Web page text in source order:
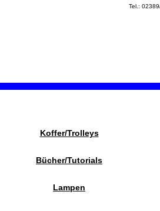
Tel.:
Koffer/Trolleys
Bücher/Tutorials
Lampen